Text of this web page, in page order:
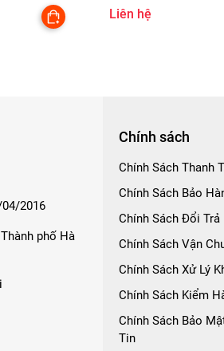
Tiện Lợi
Liên hệ
2016
phố Hà
Chính sách
Chính Sách Thanh
Chính Sách Bảo
Chính Sách Đổi Trả
Chính Sách Vận
Chính Sách Xử Lý
Chính Sách Kiểm
Chính Sách Bảo
Tin